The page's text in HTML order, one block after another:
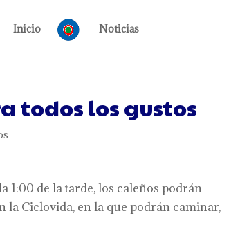
Inicio Noticias
todos los gustos
1:00 de la tarde, los caleños podrán
Ciclovida, en la que podrán caminar,